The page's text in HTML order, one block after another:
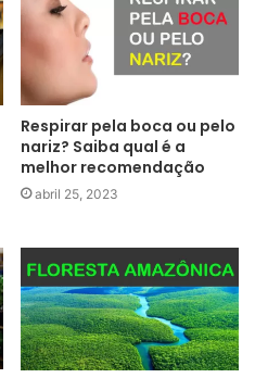
Respirar pela boca ou pelo
nariz? Saiba qual é a
melhor recomendação
abril 25, 2023